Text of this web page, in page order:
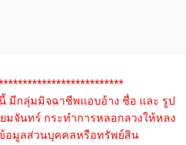
มีกลุ่มมิจฉาชีพแอบอ้าง ชื่อ และ รูป
มจันทร์ กระทำการหลอกลวงให้หลง
ข้อมูลส่วนบุคคลหรือทรัพย์สิน